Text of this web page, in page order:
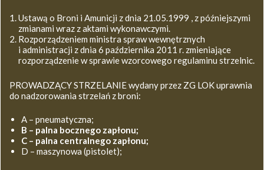
Ustawą o Broni i Amunicji z dnia 21.05.1999 , z późniejszymi
zmianami wraz z aktami wykonawczymi.
Rozporządzeniem ministra spraw wewnętrznych
i administracji z dnia 6 października 2011 r. zmieniające
rozporządzenie w sprawie wzorcowego regulaminu strzelnic.
PROWADZĄCY STRZELANIE wydany przez ZG LOK uprawnia
do nadzorowania strzelań z broni:
A – pneumatyczna;
B – palna bocznego zapłonu;
C – palna centralnego zapłonu;
D – maszynowa (pistolet);